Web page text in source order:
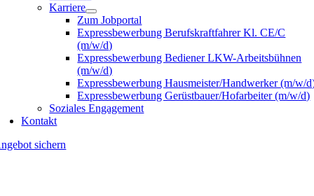
Karriere
Zum Jobportal
Expressbewerbung Berufskraftfahrer Kl. CE/C
(m/w/d)
Expressbewerbung Bediener LKW-Arbeitsbühnen
(m/w/d)
Expressbewerbung Hausmeister/Handwerker (m/w/
Expressbewerbung Gerüstbauer/Hofarbeiter (m/w/d)
Soziales Engagement
Kontakt
sichern